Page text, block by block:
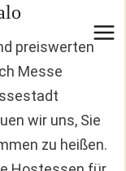
preiswerten
Messe
wir uns, Sie
zu heißen.